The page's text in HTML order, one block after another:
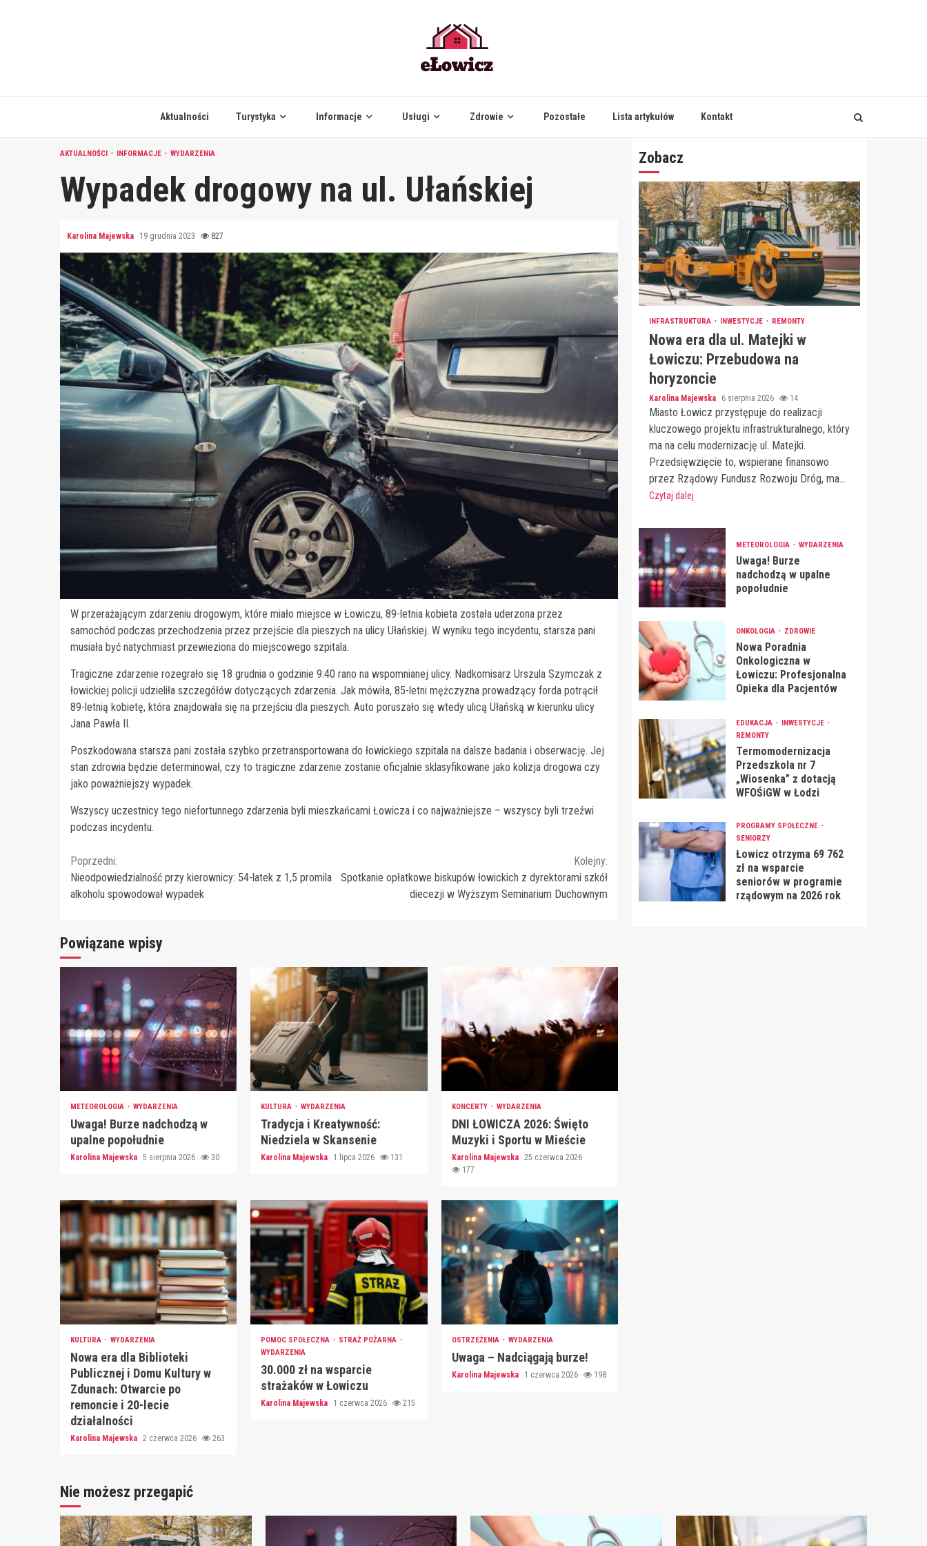
Aktualności Turystyka Informacje Usługi Zdrowie Pozostałe Lista artykułów Kontakt
AKTUALNOŚCI INFORMACJE WYDARZENIA
Wypadek drogowy na ul. Ułańskiej
Karolina Majewska 19 grudnia 2023 827
W przerażającym zdarzeniu drogowym, które miało miejsce w Łowiczu, 89-letnia kobieta została uderzona przez
samochód podczas przechodzenia przez przejście dla pieszych na ulicy Ułańskiej. W wyniku tego incydentu, starsza pani
musiała być natychmiast przewieziona do miejscowego szpitala.
Tragiczne zdarzenie rozegrało się 18 grudnia o godzinie 9:40 rano na wspomnianej ulicy. Nadkomisarz Urszula Szymczak z
łowickiej policji udzieliła szczegółów dotyczących zdarzenia. Jak mówiła, 85-letni mężczyzna prowadzący forda potrącił
89-letnią kobietę, która znajdowała się na przejściu dla pieszych. Auto poruszało się wtedy ulicą Ułańską w kierunku ulicy
Jana Pawła II.
Poszkodowana starsza pani została szybko przetransportowana do łowickiego szpitala na dalsze badania i obserwację. Jej
stan zdrowia będzie determinował, czy to tragiczne zdarzenie zostanie oficjalnie sklasyfikowane jako kolizja drogowa czy
jako poważniejszy wypadek.
Wszyscy uczestnicy tego niefortunnego zdarzenia byli mieszkańcami Łowicza i co najważniejsze – wszyscy byli trzeźwi
podczas incydentu.
Continue
Reading
Poprzedni:
Nieodpowiedzialność przy kierownicy: 54-latek z 1,5 promila
alkoholu spowodował wypadek
Kolejny:
Spotkanie opłatkowe biskupów łowickich z dyrektorami szkół
diecezji w Wyższym Seminarium Duchownym
Powiązane wpisy
METEOROLOGIA WYDARZENIA
Uwaga! Burze nadchodzą w
upalne popołudnie
Karolina Majewska 5 sierpnia 2026 30
KULTURA WYDARZENIA
Tradycja i Kreatywność:
Niedziela w Skansenie
Karolina Majewska 1 lipca 2026 131
KONCERTY WYDARZENIA
DNI ŁOWICZA 2026: Święto
Muzyki i Sportu w Mieście
Karolina Majewska 25 czerwca 2026
177
KULTURA WYDARZENIA
Nowa era dla Biblioteki
Publicznej i Domu Kultury w
Zdunach: Otwarcie po
remoncie i 20-lecie
działalności
Karolina Majewska 2 czerwca 2026 263
POMOC SPOŁECZNA
STRAŻ POŻARNA
WYDARZENIA
30.000 zł na wsparcie
strażaków w Łowiczu
Karolina Majewska 1 czerwca 2026 215
OSTRZEŻENIA WYDARZENIA
Uwaga – Nadciągają burze!
Karolina Majewska 1 czerwca 2026 198
Zobacz
INFRASTRUKTURA INWESTYCJE REMONTY
Nowa era dla ul. Matejki w
Łowiczu: Przebudowa na
horyzoncie
Karolina Majewska 6 sierpnia 2026 14
Miasto Łowicz przystępuje do realizacji
kluczowego projektu infrastrukturalnego, który
ma na celu modernizację ul. Matejki.
Przedsięwzięcie to, wspierane finansowo
przez Rządowy Fundusz Rozwoju Dróg, ma...
Czytaj dalej
METEOROLOGIA WYDARZENIA
Uwaga! Burze
nadchodzą w upalne
popołudnie
ONKOLOGIA ZDROWIE
Nowa Poradnia
Onkologiczna w
Łowiczu: Profesjonalna
Opieka dla Pacjentów
EDUKACJA
INWESTYCJE
REMONTY
Termomodernizacja
Przedszkola nr 7
„Wiosenka” z dotacją
WFOŚiGW w Łodzi
PROGRAMY SPOŁECZNE
SENIORZY
Łowicz otrzyma 69 762
zł na wsparcie
seniorów w programie
rządowym na 2026 rok
Nie możesz przegapić